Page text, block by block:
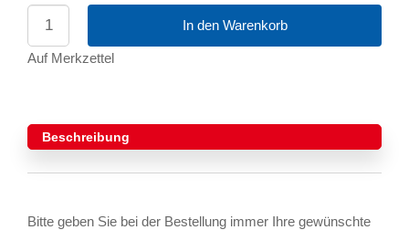
In den Warenkorb
Auf Merkzettel
Beschreibung
Bitte geben Sie bei der Bestellung immer Ihre gewünschte